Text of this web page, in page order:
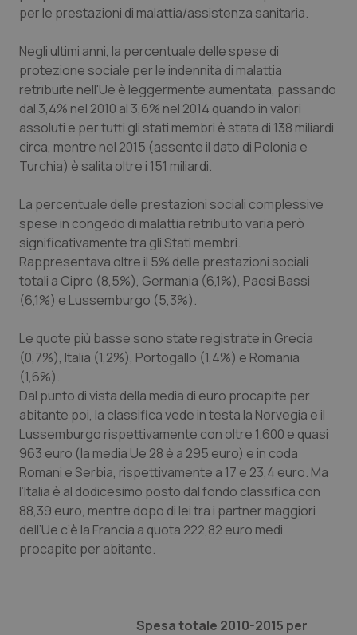
Puglia
Sardegna
Sicilia
Toscana
Umbria
Valle D’Aosta
Malattie rare
Malattia di Crohn & Rettocolite Ulcerosa
Neuroscienze & patologie neurodegenerative
Obesità
Oftalmologia
Oncodermatologia
Oncologia & Nutrizione
Psoriasi & pelle
Quotidiano Cardiologia
Quotidiano Chirurgia
Quotidiano Oncologia
per le prestazioni di malattia/assistenza sanitaria.
Negli ultimi anni, la percentuale delle spese di
protezione sociale per le indennità di malattia
retribuite nell'Ue è leggermente aumentata, passando
dal 3,4% nel 2010 al 3,6% nel 2014 quando in valori
assoluti e per tutti gli stati membri è stata di 138 miliardi
circa, mentre nel 2015 (assente il dato di Polonia e
Turchia) è salita oltre i 151 miliardi.
La percentuale delle prestazioni sociali complessive
spese in congedo di malattia retribuito varia però
significativamente tra gli Stati membri.
Rappresentava oltre il 5% delle prestazioni sociali
totali a Cipro (8,5%), Germania (6,1%), Paesi Bassi
(6,1%) e Lussemburgo (5,3%).
Le quote più basse sono state registrate in Grecia
(0,7%), Italia (1,2%), Portogallo (1,4%) e Romania
(1,6%).
Dal punto di vista della media di euro procapite per
abitante poi, la classifica vede in testa la Norvegia e il
Lussemburgo rispettivamente con oltre 1.600 e quasi
963 euro (la media Ue 28 è a 295 euro) e in coda
Romani e Serbia, rispettivamente a 17 e 23,4 euro. Ma
l’Italia è al dodicesimo posto dal fondo classifica con
88,39 euro, mentre dopo di lei tra i partner maggiori
dell’Ue c’è la Francia a quota 222,82 euro medi
procapite per abitante.
Spesa totale 2010-2015 per